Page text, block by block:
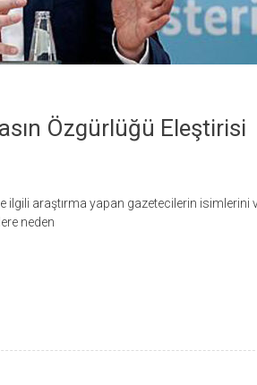
Özgürlüğü Eleştirisi
ilgili araştırma yapan gazetecilerin isimlerini
neden